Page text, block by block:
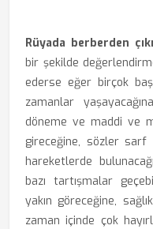
Rüyada berberden
bir şekilde
ederse eğer birçok
zamanlar
döneme ve maddi ve
gireceğine, sözler sarf
hareketlerde
bazı tartışmalar
yakın göreceğine,
zaman içinde çok